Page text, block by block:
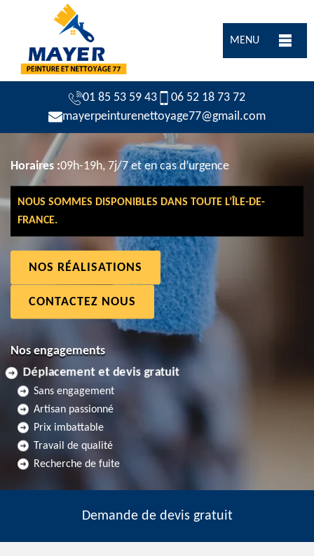
MENU
01 85 53 59 43
06 52 18 73 72
mayerpeinturenettoyage77@gmail.com
Horaires :09h-19h, 7j/7 et en cas d’urgence
NOUS SOMMES DISPONIBLES DANS TOUTE L’ÎLE-DE-
FRANCE.
NOS RÉALISATIONS
CONTACTEZ NOUS
Nos engagements
Déplacement et devis gratuit
Sans engagement
Artisan passionné
Prix imbattable
Travail de qualité
Recherche de fuite
Demande de devis gratuit